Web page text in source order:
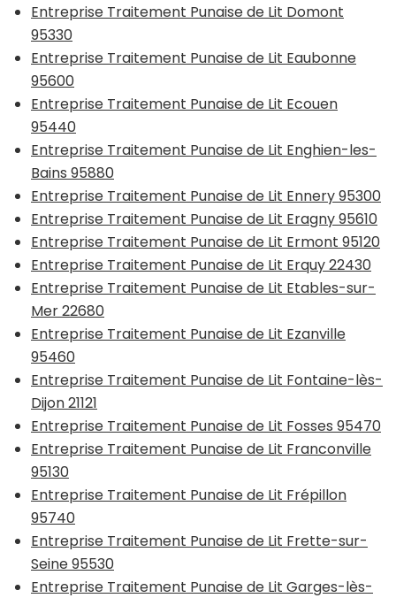
Entreprise Traitement Punaise de Lit Domont
95330
Entreprise Traitement Punaise de Lit Eaubonne
95600
Entreprise Traitement Punaise de Lit Ecouen
95440
Entreprise Traitement Punaise de Lit Enghien-les-
Bains 95880
Entreprise Traitement Punaise de Lit Ennery 95300
Entreprise Traitement Punaise de Lit Eragny 95610
Entreprise Traitement Punaise de Lit Ermont 95120
Entreprise Traitement Punaise de Lit Erquy 22430
Entreprise Traitement Punaise de Lit Etables-sur-
Mer 22680
Entreprise Traitement Punaise de Lit Ezanville
95460
Entreprise Traitement Punaise de Lit Fontaine-lès-
Dijon 21121
Entreprise Traitement Punaise de Lit Fosses 95470
Entreprise Traitement Punaise de Lit Franconville
95130
Entreprise Traitement Punaise de Lit Frépillon
95740
Entreprise Traitement Punaise de Lit Frette-sur-
Seine 95530
Entreprise Traitement Punaise de Lit Garges-lès-